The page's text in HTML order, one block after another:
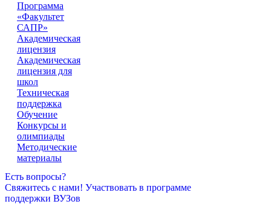
Программа
«Факультет
САПР»
Академическая
лицензия
Академическая
лицензия для
школ
Техническая
поддержка
Обучение
Конкурсы и
олимпиады
Методические
материалы
Есть вопросы?
Свяжитесь с нами! Участвовать в программе
поддержки ВУЗов